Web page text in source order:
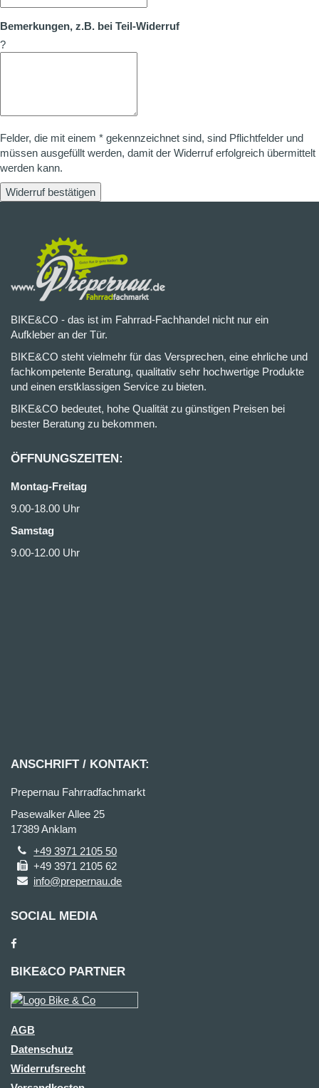
Bemerkungen, z.B. bei Teil-Widerruf
?
Felder, die mit einem * gekennzeichnet sind, sind Pflichtfelder und
müssen ausgefüllt werden, damit der Widerruf erfolgreich übermittelt
werden kann.
Widerruf bestätigen
BIKE&CO - das ist im Fahrrad-Fachhandel nicht nur ein
Aufkleber an der Tür.
BIKE&CO steht vielmehr für das Versprechen, eine ehrliche und
fachkompetente Beratung, qualitativ sehr hochwertige Produkte
und einen erstklassigen Service zu bieten.
BIKE&CO bedeutet, hohe Qualität zu günstigen Preisen bei
bester Beratung zu bekommen.
ÖFFNUNGSZEITEN:
Montag-Freitag
9.00-18.00 Uhr
Samstag
9.00-12.00 Uhr
ANSCHRIFT / KONTAKT:
Prepernau Fahrradfachmarkt
Pasewalker Allee 25
17389 Anklam
+49 3971 2105 50
+49 3971 2105 62
info@prepernau.de
SOCIAL MEDIA
BIKE&CO PARTNER
AGB
Datenschutz
Widerrufsrecht